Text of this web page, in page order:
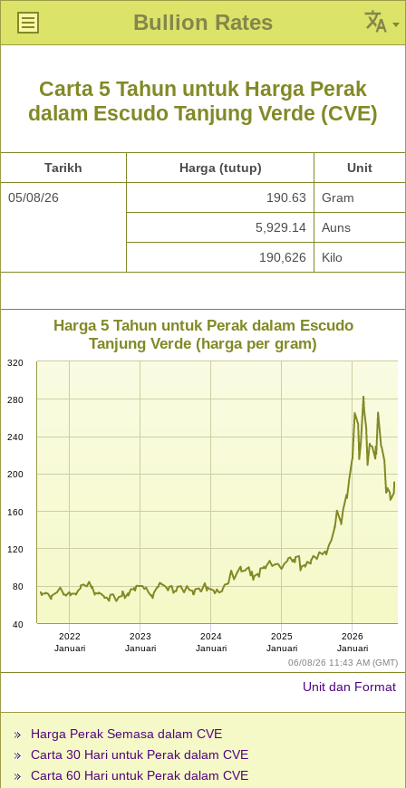
Bullion Rates
Carta 5 Tahun untuk Harga Perak
dalam Escudo Tanjung Verde (CVE)
Tarikh Harga (tutup) Unit
05/08/26 190.63 Gram
5,929.14 Auns
190,626 Kilo
06/08/26 11:43 AM (GMT)
Harga 5 Tahun untuk Perak dalam Escudo
Tanjung Verde (harga per gram)
40
80
120
160
200
240
280
320
2022
Januari
2023
Januari
2024
Januari
2025
Januari
2026
Januari
Unit dan Format
Harga Perak Semasa dalam CVE
Carta 30 Hari untuk Perak dalam CVE
Carta 60 Hari untuk Perak dalam CVE